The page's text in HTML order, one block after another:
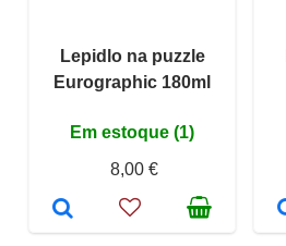
Lepidlo na puzzle
Eurographic 180ml
Em estoque (1)
8,00 €